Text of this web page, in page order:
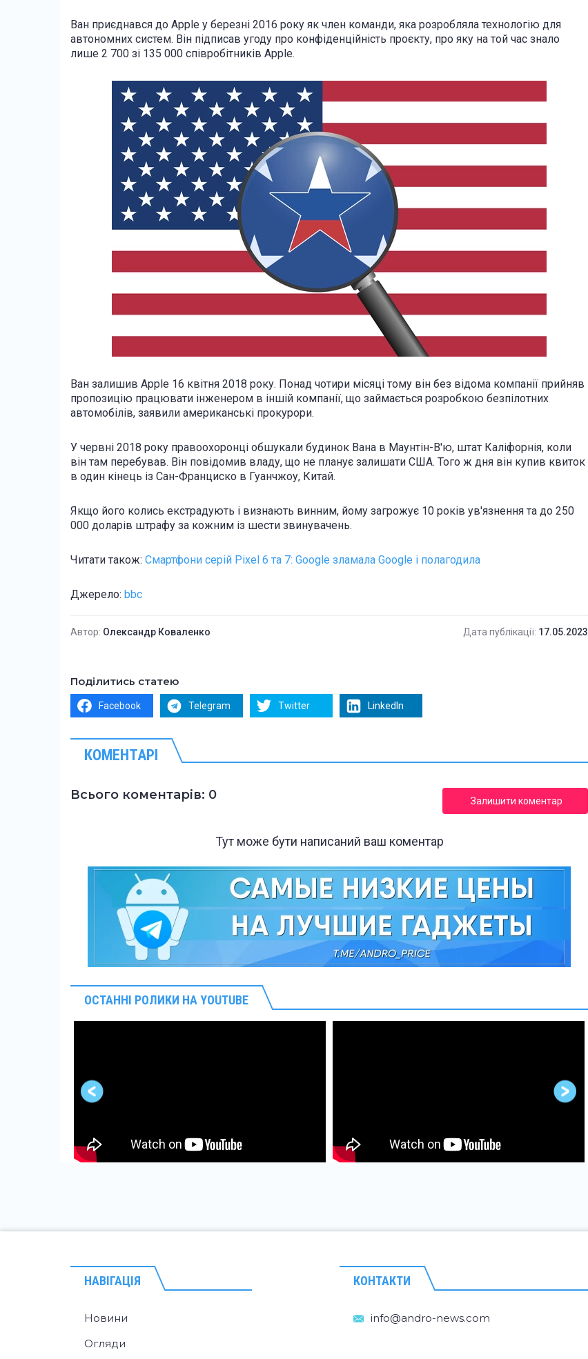
Ван приєднався до Apple у березні 2016 року як член команди, яка розробляла технологію для
автономних систем. Він підписав угоду про конфіденційність проєкту, про яку на той час знало
лише 2 700 зі 135 000 співробітників Apple.
Ван залишив Apple 16 квітня 2018 року. Понад чотири місяці тому він без відома компанії прийняв
пропозицію працювати інженером в іншій компанії, що займається розробкою безпілотних
автомобілів, заявили американські прокурори.
У червні 2018 року правоохоронці обшукали будинок Вана в Маунтін-В'ю, штат Каліфорнія, коли
він там перебував. Він повідомив владу, що не планує залишати США. Того ж дня він купив квиток
в один кінець із Сан-Франциско в Гуанчжоу, Китай.
Якщо його колись екстрадують і визнають винним, йому загрожує 10 років ув'язнення та до 250
000 доларів штрафу за кожним із шести звинувачень.
Читати також: Смартфони серій Pixel 6 та 7: Google зламала Google і полагодила
Джерело: bbc
Автор: Олександр Коваленко Дата публікації: 17.05.2023
Поділитись статею
Facebook Telegram Twitter LinkedIn
КОМЕНТАРІ
Всього коментарів: 0 Залишити коментар
Тут може бути написаний ваш коментар
ОСТАННІ РОЛИКИ НА YOUTUBE
НАВІГАЦІЯ
Новини
Огляди
КОНТАКТИ